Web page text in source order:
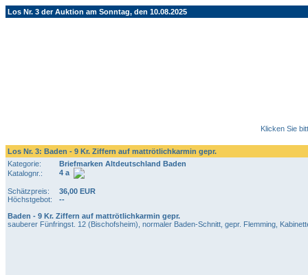
Los Nr. 3 der Auktion am Sonntag, den 10.08.2025
Klicken Sie
Los Nr. 3: Baden - 9 Kr. Ziffern auf mattrötlichkarmin gepr.
Kategorie:
Briefmarken Altdeutschland Baden
Katalognr.:
4 a
Schätzpreis:
36,00 EUR
Höchstgebot:
--
Baden - 9 Kr. Ziffern auf mattrötlichkarmin gepr.
sauberer Fünfringst. 12 (Bischofsheim), normaler Baden-Schnitt, gepr. Flemming,